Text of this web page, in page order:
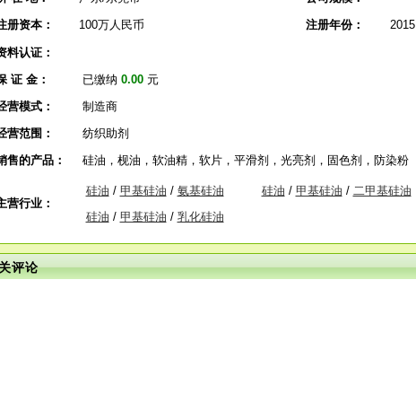
册资本：
100万人民币 注册年份： 2015
料认证：
证 金：
已缴纳 0.00元
营模式：
制造商
营范围：
纺织助剂
售的产品：
硅油，枧油，软油精，软片，平滑剂，光亮剂，固色剂，防染粉
营行业：
硅油 / 甲基硅油 / 氨基硅油 硅油 / 甲基硅油 / 二甲基硅油
硅油 / 甲基硅油 / 乳化硅油
评论